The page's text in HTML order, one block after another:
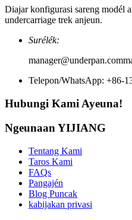
Diajar konfigurasi sareng modél
undercarriage trek anjeun.
Surélék:
manager@underpan.com
Telepon/WhatsApp: +86-
Hubungi Kami Ayeuna!
Ngeunaan YIJIANG
Tentang Kami
Taros Kami
FAQs
Pangajén
Blog Puncak
kabijakan privasi